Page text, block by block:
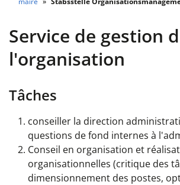
Service de gestion
l'organisation
Tâches
conseiller la direction
questions de fond internes à
Conseil en organisation et
organisationnelles (critique des
dimensionnement des postes,